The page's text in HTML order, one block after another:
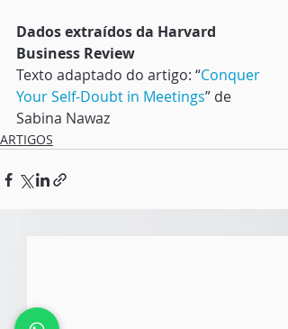
Dados extraídos da Harvard
Business Review
Texto adaptado do artigo: “Conquer
Your Self-Doubt in Meetings” de
Sabina Nawaz
ARTIGOS